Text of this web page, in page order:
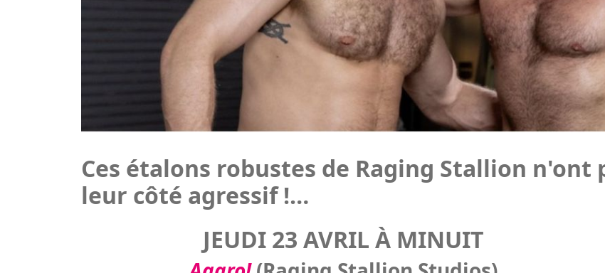
Ces étalons robustes de Raging Stallion
leur côté agressif !…
JEUDI 23 AVRIL À MINUIT
Aggro!(Raging Stallion Studios)
Ces étalons robustes de Raging Stallion n'ont pas peur de montrer leur côté agressif dans ce film
100% pur sexe du réalisateur multiawardisé Steve Cruz... Un trio et quatre duos sans capote.